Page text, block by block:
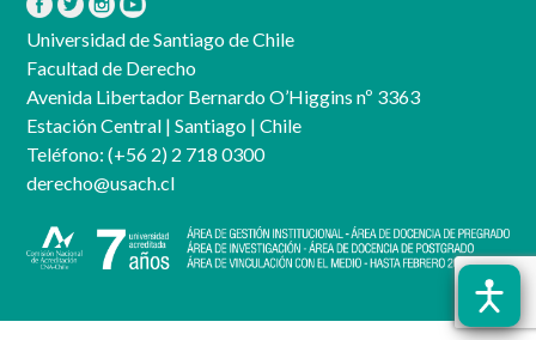
Universidad de Santiago de Chile
Facultad de Derecho
Avenida Libertador Bernardo O’Higgins nº 3363
Estación Central | Santiago | Chile
Teléfono: (+56 2) 2 718 0300
derecho@usach.cl